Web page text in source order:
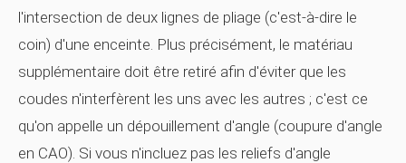
l'intersection de deux lignes de pliage (c'est-à-dire le
coin) d'une enceinte. Plus précisément, le matériau
supplémentaire doit être retiré afin d'éviter que les
coudes n'interfèrent les uns avec les autres ; c'est ce
qu'on appelle un dépouillement d'angle (coupure d'angle
en CAO). Si vous n'incluez pas les reliefs d'angle